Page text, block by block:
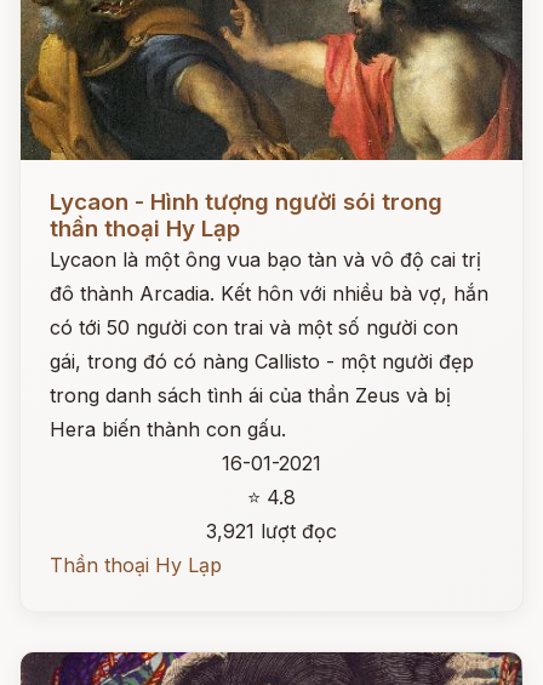
Lycaon - Hình tượng người sói trong
thần thoại Hy Lạp
Lycaon là một ông vua bạo tàn và vô độ cai trị
đô thành Arcadia. Kết hôn với nhiều bà vợ, hắn
có tới 50 người con trai và một số người con
gái, trong đó có nàng Callisto - một người đẹp
trong danh sách tình ái của thần Zeus và bị
Hera biến thành con gấu.
16-01-2021
⭐ 4.8
3,921 lượt đọc
Thần thoại Hy Lạp